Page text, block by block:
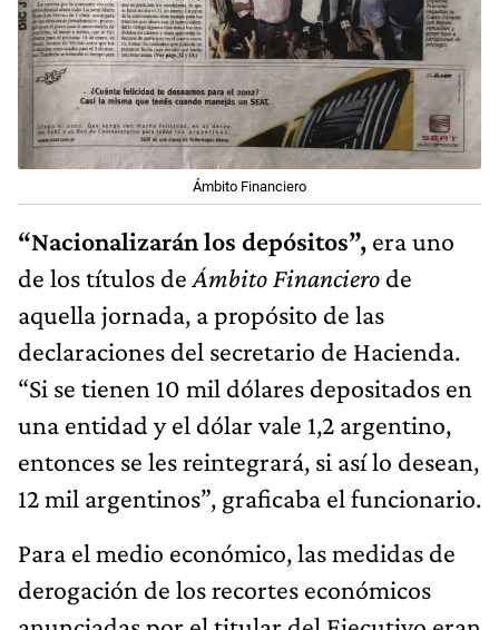
Ámbito Financiero
“Nacionalizarán los depósitos”, era uno
de los títulos de Ámbito Financiero de
aquella jornada, a propósito de las
declaraciones del secretario de Hacienda.
“Si se tienen 10 mil dólares depositados en
una entidad y el dólar vale 1,2 argentino,
entonces se les reintegrará, si así lo desean,
12 mil argentinos”, graficaba el funcionario.
Para el medio económico, las medidas de
derogación de los recortes económicos